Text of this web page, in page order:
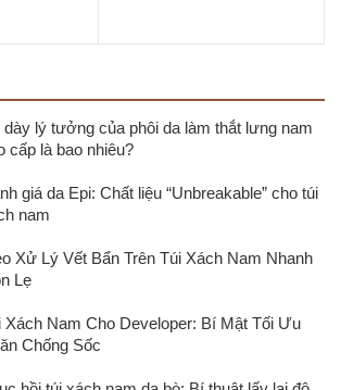
lý tưởng của phôi da làm thắt lưng nam
cấp là bao nhiêu?
giá da Epi: Chất liệu “Unbreakable” cho túi
nam
Xử Lý Vết Bẩn Trên Túi Xách Nam Nhanh
Lẹ
Xách Nam Cho Developer: Bí Mật Tối Ưu
Chống Sốc